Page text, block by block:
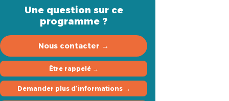
Une question sur ce
programme ?
Nous contacter →
Être rappelé →
Demander plus d’informations →